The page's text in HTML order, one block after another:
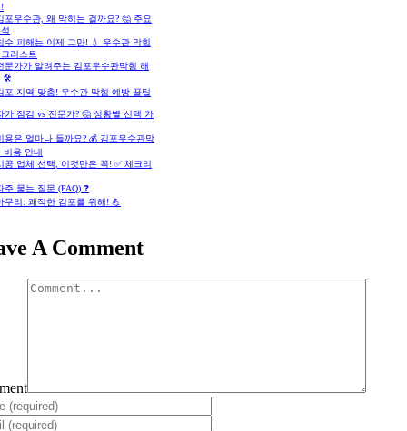
포우수관, 왜 막히는 걸까요? 🤔 주요
수 피해는 이제 그만! 💧 우수관 막힘
리스트
문가가 알려주는 김포우수관막힘 해
🛠️
포 지역 맞춤! 우수관 막힘 예방 꿀팁
가 점검 vs 전문가? 🤔 상황별 선택 가
용은 얼마나 들까요? 💰 김포우수관막
비용 안내
공 업체 선택, 이것만은 꼭! ✅ 체크리
주 묻는 질문 (FAQ) ❓
무리: 쾌적한 김포를 위해! 💪
A Comment